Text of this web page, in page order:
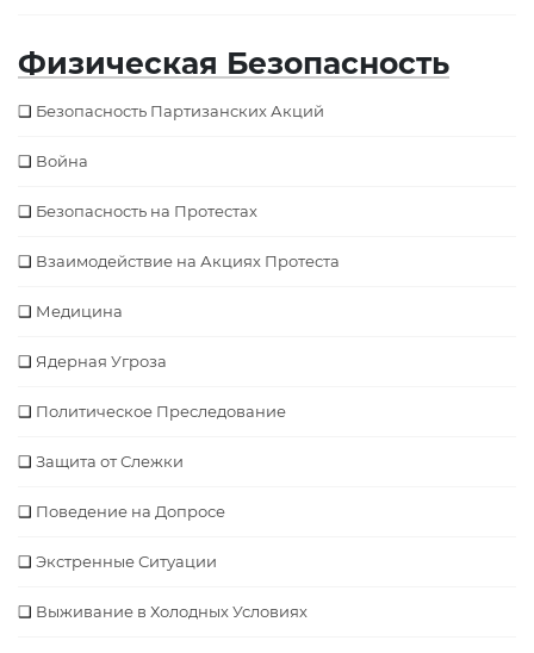
Физическая Безопасность
Безопасность Партизанских Акций
Война
Безопасность на Протестах
Взаимодействие на Акциях Протеста
Медицина
Ядерная Угроза
Политическое Преследование
Защита от Слежки
Поведение на Допросе
Экстренные Ситуации
Выживание в Холодных Условиях